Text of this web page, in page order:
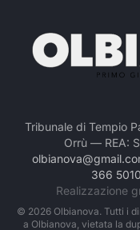
Tribunale di Tempio
Orrù — REA:
366
Realizzazione
© 2026Olbianova. Tutti i
a Olbianova, vietata la